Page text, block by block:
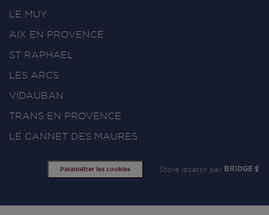
LE MUY
AIX EN PROVENCE
ST RAPHAEL
LES ARCS
VIDAUBAN
TRANS EN PROVENCE
LE CANNET DES MAURES
Paramétrer les cookies Store locator par BRIDGE